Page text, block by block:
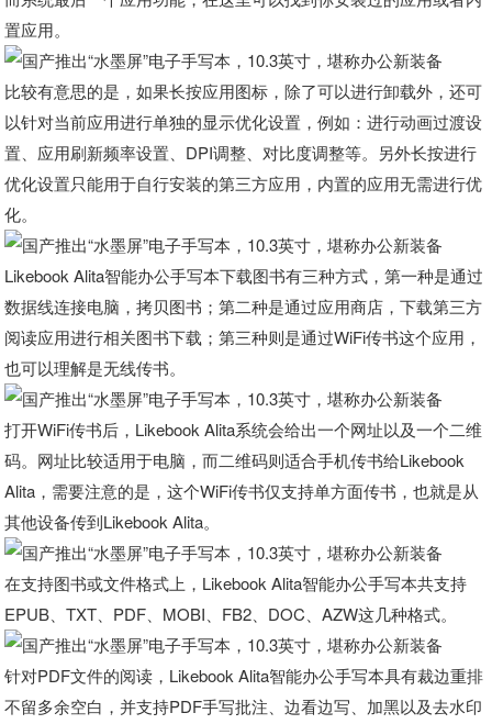
置应用。
比较有意思的是，如果长按应用图标，除了可以进行卸载外，还可
以针对当前应用进行单独的显示优化设置，例如：进行动画过渡设
置、应用刷新频率设置、DPI调整、对比度调整等。另外长按进行
优化设置只能用于自行安装的第三方应用，内置的应用无需进行优
化。
Likebook Alita智能办公手写本下载图书有三种方式，第一种是通过
数据线连接电脑，拷贝图书；第二种是通过应用商店，下载第三方
阅读应用进行相关图书下载；第三种则是通过WiFi传书这个应用，
也可以理解是无线传书。
打开WiFi传书后，Likebook Alita系统会给出一个网址以及一个二维
码。网址比较适用于电脑，而二维码则适合手机传书给Likebook
Alita，需要注意的是，这个WiFi传书仅支持单方面传书，也就是从
其他设备传到Likebook Alita。
在支持图书或文件格式上，Likebook Alita智能办公手写本共支持
EPUB、TXT、PDF、MOBI、FB2、DOC、AZW这几种格式。
针对PDF文件的阅读，Likebook Alita智能办公手写本具有裁边重排
不留多余空白，并支持PDF手写批注、边看边写、加黑以及去水印